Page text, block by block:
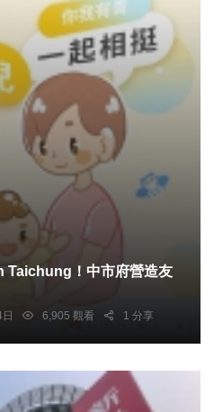
！中市府營造友
6,905 觀看 1 分享